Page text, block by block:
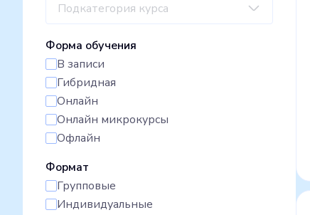
Подкатегория курса
Форма обучения
В записи
Гибридная
Онлайн
Онлайн микрокурсы
Офлайн
Формат
Групповые
Индивидуальные